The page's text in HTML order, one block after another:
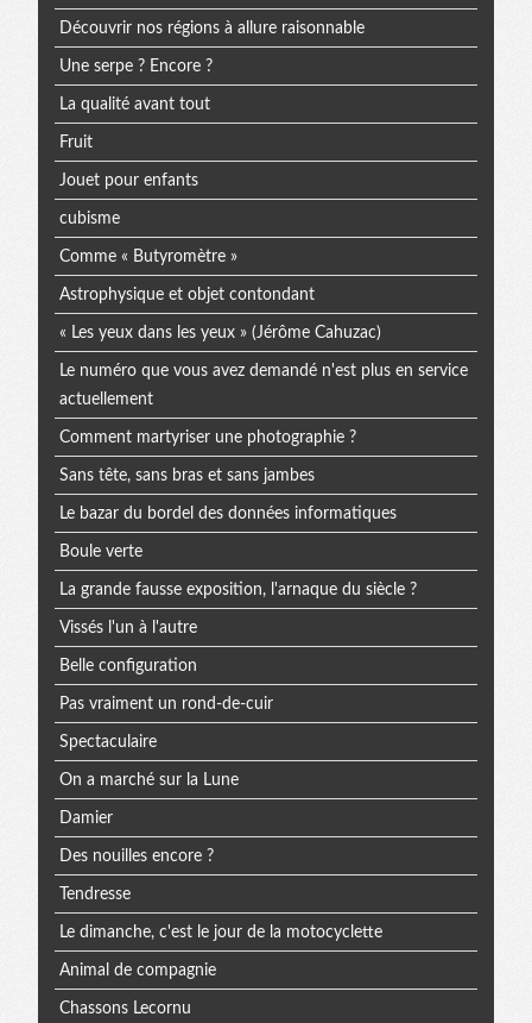
Découvrir nos régions à allure raisonnable
Une serpe ? Encore ?
La qualité avant tout
Fruit
Jouet pour enfants
cubisme
Comme « Butyromètre »
Astrophysique et objet contondant
« Les yeux dans les yeux » (Jérôme Cahuzac)
Le numéro que vous avez demandé n'est plus en service
actuellement
Comment martyriser une photographie ?
Sans tête, sans bras et sans jambes
Le bazar du bordel des données informatiques
Boule verte
La grande fausse exposition, l'arnaque du siècle ?
Vissés l'un à l'autre
Belle configuration
Pas vraiment un rond-de-cuir
Spectaculaire
On a marché sur la Lune
Damier
Des nouilles encore ?
Tendresse
Le dimanche, c'est le jour de la motocyclette
Animal de compagnie
Chassons Lecornu